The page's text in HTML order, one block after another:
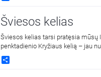
Šviesos kelias
Šviesos kelias tarsi pratęsia mūsų
penktadienio Kryžiaus kelią – jau